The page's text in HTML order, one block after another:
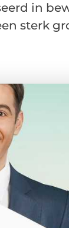
in
sterk